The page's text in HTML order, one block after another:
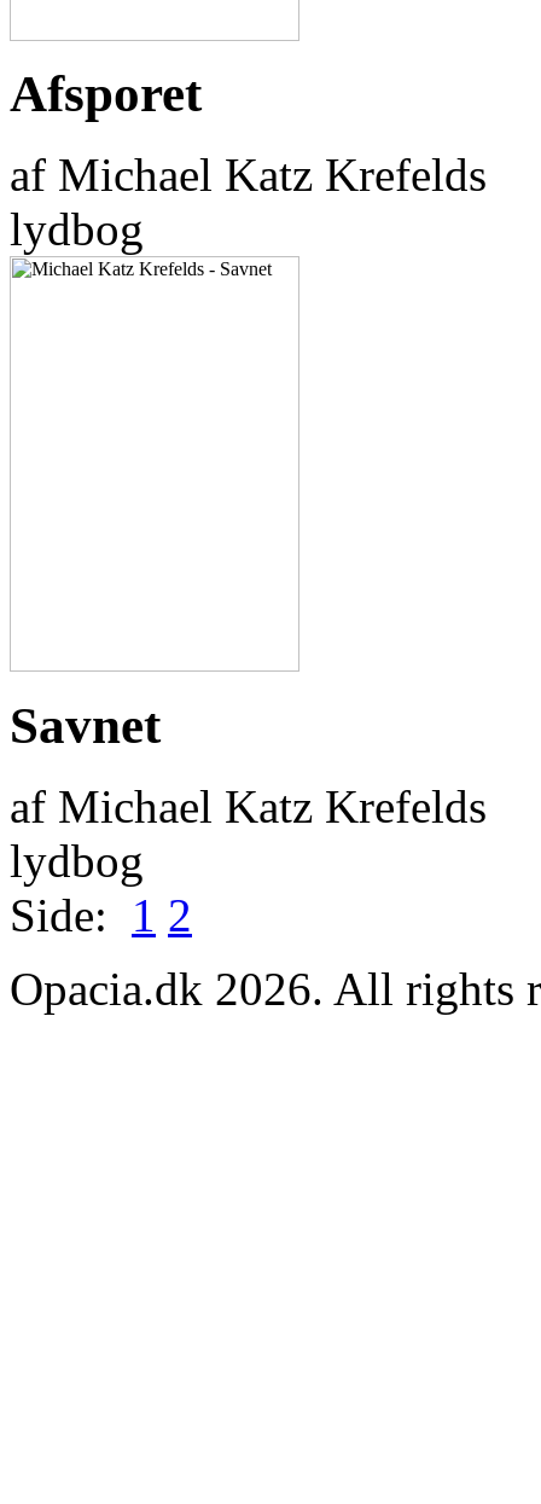
Afsporet
af Michael Katz Krefelds
lydbog
Savnet
af Michael Katz Krefelds
lydbog
Side: 1 2
Opacia.dk 2026. All rights